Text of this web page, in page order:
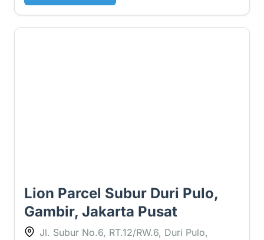
Lion Parcel Subur Duri Pulo,
Gambir, Jakarta Pusat
Jl. Subur No.6, RT.12/RW.6, Duri Pulo,